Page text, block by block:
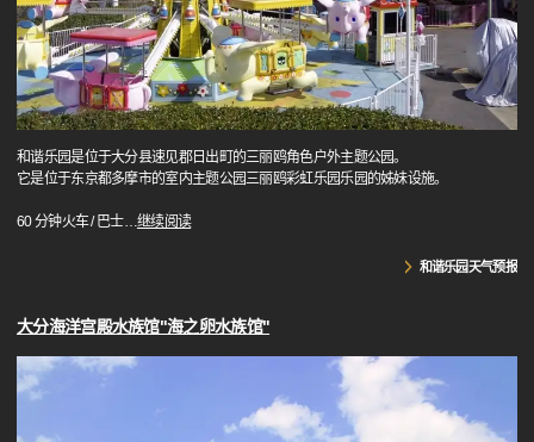
和谐乐园是位于大分县速见郡日出町的三丽鸥角色户外主题公园。
它是位于东京都多摩市的室内主题公园三丽鸥彩虹乐园乐园的姊妹设施。
60 分钟火车 / 巴士…继续阅读
和谐乐园天气预报
大分海洋宫殿水族馆"海之卵水族馆"